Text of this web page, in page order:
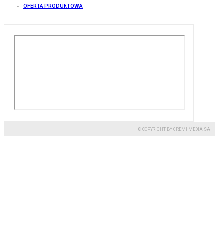
OFERTA PRODUKTOWA
© COPYRIGHT BY GREMI MEDIA SA